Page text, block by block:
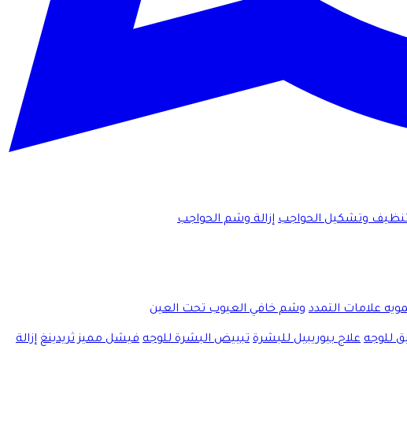
وتشكيل الحواجب إزالة وشم الحواجب
علامات التمدد وشم خافي العيوب تحت العين
للوجه علاج بيوريبيل للبشرة تبييض البشرة للوجه فيشل مميز ثريدينغ إزالة